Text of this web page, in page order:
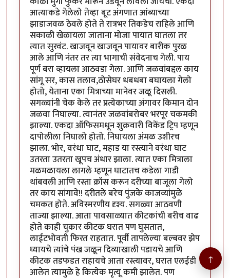
आत्याकडे गेलेलो तेव्हा बूट अंगणात आंब्याच्या
झाडाजवळ ठेवले होते ते रात्रभर तिकडेच राहिले आणि
सकाळी खेळायला जाताना मोजा पायात घातला तर
त्यात सुरवंट. खाजवून खाजवून पायावर बारीक पुरळ
आले आणि नंतर तर त्या भागाची संवेदनाच गेली. पाय
पूर्ण बरा व्हायला आठवडा गेला. आणि जळवांबद्दल काय
सांगू सर, कास तलाव,ठोसेघर धबधबा बघायला गेलो
होतो, येताना एका मित्राच्या मानेवर जळू दिसली.
सगळ्यांनी चेक केले तर प्रत्येकाच्या अंगावर किमान दोन
जळवा निघाल्या. त्यानंतर जळवांबरोबर भरपूर चकमकी
झाल्या. एकदा ऑफिसमधून शुक्रवारी विकेंड ट्रिप म्हणून
दापोलीला निघालो होतो. निघायला अंमळ उशीरच
झाला. भोर, वरंधा घाट, महाड या रस्त्याने वरंधा घाट
उतरता उतरता खूपच अंधार झाला. त्यात एका मित्राला
मळमळायला लागले म्हणून घाटातच कडेला गाडी
थांबवली आणि रस्ता क्रॉस करून दरीच्या बाजूला गेलो
तर काय सांगावे!! दरीतले बरेच पुंजके काजव्यांमुळे
चमकत होते. अविस्मरणीय दृश्य. सगळ्या आठवणी
ताज्या झाल्या. आता पावसाळ्यात कीटकांची बरीच वाढ
होते काही चुकार कीटक घरात पण घुसतात,
लाईटभोवती फिरत राहतात. पूर्वी तापलेल्या बल्बवर झेप
घ्यायचे त्यांचे पंख जळून दिव्याखाली पडायचे आणि
कीटक तडफडत राहायचे आता रस्त्यावर, घरात एलईडी
आलेत त्यामुळे हे कित्येक मृत्यू कमी झालेत. पण
↑